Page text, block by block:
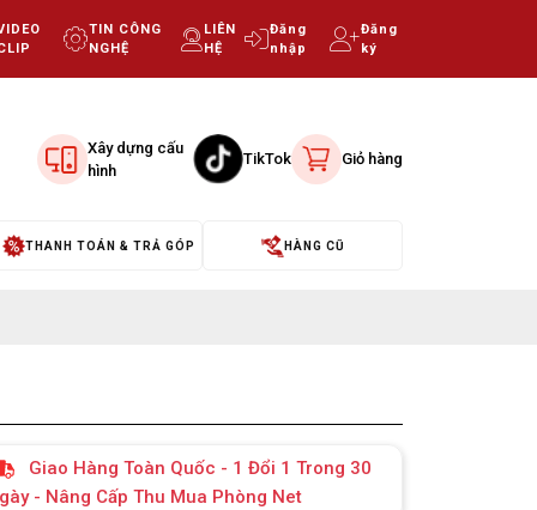
TIN CÔNG
NGHỆ
LIÊN
HỆ
Đăng
nhập
Đăng
ký
Xây dựng cấu
hình
TikTok Giỏ hàng
THANH TOÁN & TRẢ GÓP HÀNG CŨ
Giao Hàng Toàn Quốc - 1 Đổi 1 Trong 30
- Nâng Cấp Thu Mua Phòng Net